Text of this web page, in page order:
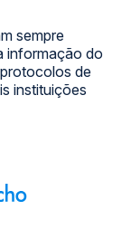
sempre
informação do
de
instituições